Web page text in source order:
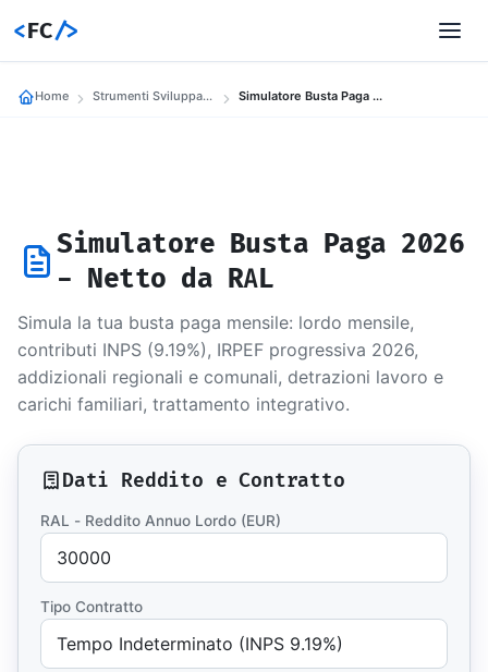
<FC/>
Home Strumenti Sviluppatori Simulatore Busta Paga 2026
Simulatore Busta Paga 2026
- Netto da RAL
Simula la tua busta paga mensile: lordo mensile,
contributi INPS (9.19%), IRPEF progressiva 2026,
addizionali regionali e comunali, detrazioni lavoro e
carichi familiari, trattamento integrativo.
Dati Reddito e Contratto
RAL - Reddito Annuo Lordo (EUR)
Tipo Contratto